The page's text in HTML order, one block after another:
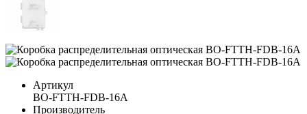
Артикул
BO-FTTH-FDB-16A
Производитель